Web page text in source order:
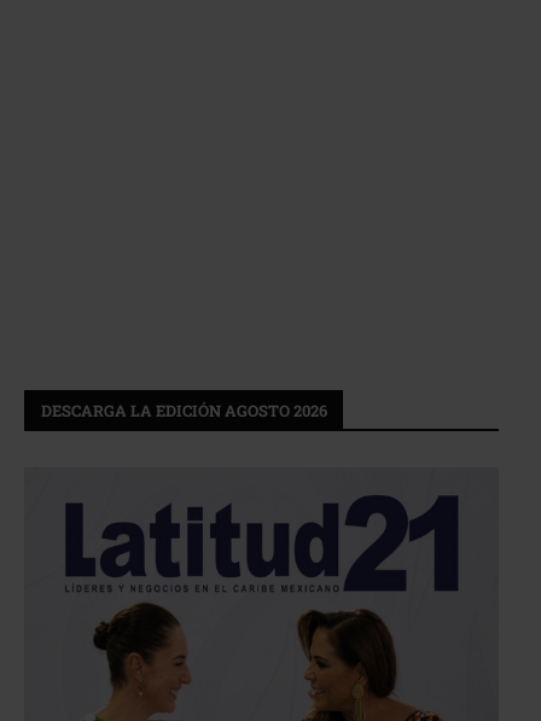
DESCARGA LA EDICIÓN AGOSTO 2026